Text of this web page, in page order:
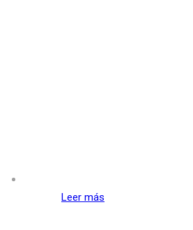
Leer más